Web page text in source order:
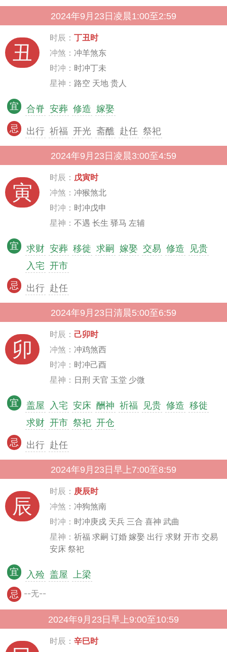
2024年9月23日凌晨1:00至2:59
丑
时辰： 丁丑时
冲煞： 冲羊煞东
时冲： 时冲丁未
星神： 路空 天地 贵人
宜 合脊 安葬 修造 嫁娶
忌 出行 祈福 开光 斋醮 赴任 祭祀
2024年9月23日凌晨3:00至4:59
寅
时辰： 戊寅时
冲煞： 冲猴煞北
时冲： 时冲戊申
星神： 不遇 长生 驿马 左辅
宜 求财 安葬 移徙 求嗣 嫁娶 交易 修造
见贵
入宅 开市
忌 出行 赴任
2024年9月23日清晨5:00至6:59
卯
时辰： 己卯时
冲煞： 冲鸡煞西
时冲： 时冲己酉
星神： 日刑 天官 玉堂 少微
宜 盖屋 入宅 安床 酬神 祈福 见贵 修造 移徙
求财 开市 祭祀 开仓
忌 出行 赴任
2024年9月23日早上7:00至8:59
辰
时辰： 庚辰时
冲煞： 冲狗煞南
时冲： 时冲庚戍 天兵 三合 喜神 武曲
星神： 祈福 求嗣 订婚 嫁娶 出行 求财 开市 交易
安床 祭祀
宜 入殓 盖屋 上梁
忌 --无--
2024年9月23日早上9:00至10:59
时辰： 辛巳时